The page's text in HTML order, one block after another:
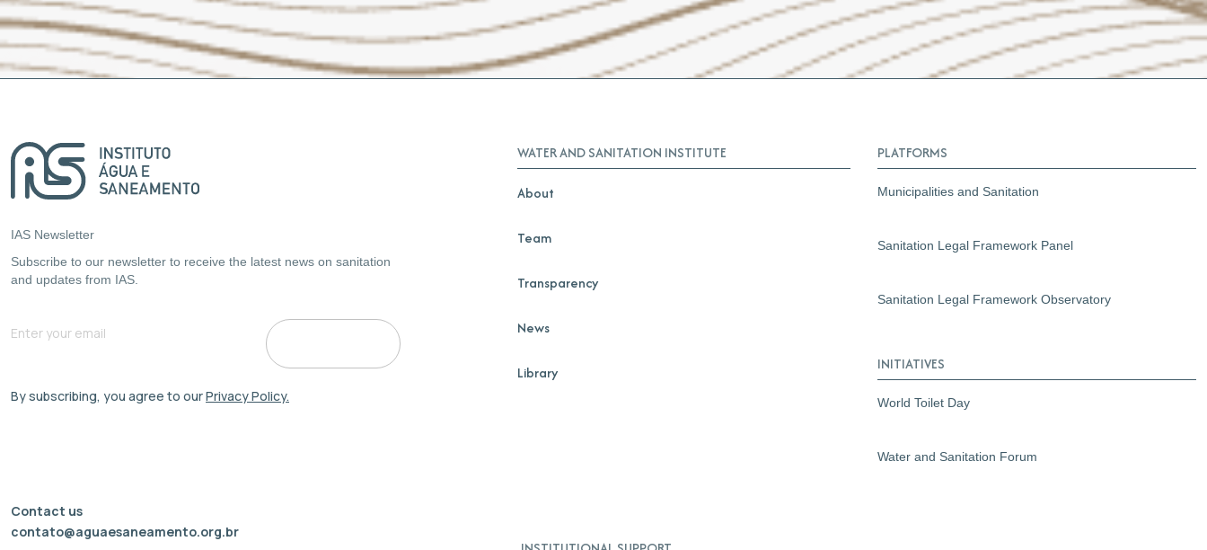
IAS Newsletter
Subscribe to our newsletter to receive the latest news on sanitation
and updates from IAS.
By subscribing, you agree to ourPrivacy Policy.
WATER AND SANITATION INSTITUTE
About
Team
Transparency
News
Library
PLATFORMS
Municipalities and Sanitation
Sanitation Legal Framework Panel
Sanitation Legal Framework Observatory
INITIATIVES
World Toilet Day
Water and Sanitation Forum
Contact us
contato@aguaesaneamento.org.br